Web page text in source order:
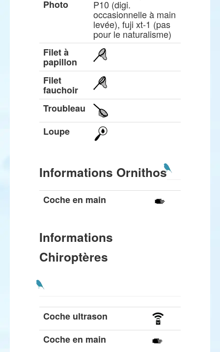
Photo P10 (digi.
occasionnelle à main
levée), fuji xt-1 (pas
pour le naturalisme)
Filet à
papillon
Filet
fauchoir
Troubleau
Loupe
Informations Ornithos
Coche en main
Informations
Chiroptères
Coche ultrason
Coche en main